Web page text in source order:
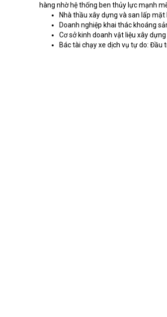
hàng nhờ hệ thống ben thủy lực mạnh
Nhà thầu xây dựng và san lấp
Doanh nghiệp khai thác khoáng
Cơ sở kinh doanh vật liệu xây
Bác tài chạy xe dịch vụ tự do: Đầu